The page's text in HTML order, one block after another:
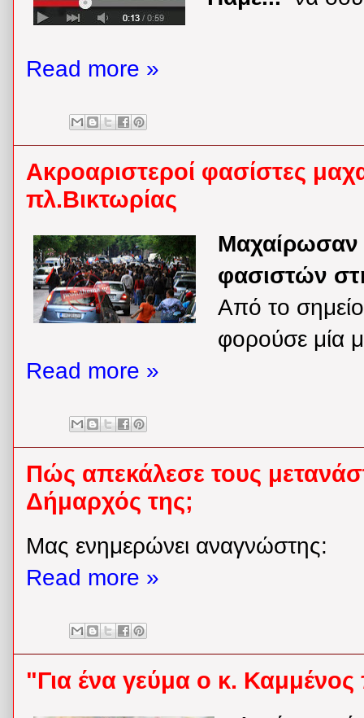
Read more »
Ακροαριστεροί φασίστες
πλ.Βικτωρίας
Μαχαίρωσαν
φασιστών
Από το
φορούσε μία
Read more »
Πώς απεκάλεσε τους
Δήμαρχός της;
Μας ενημερώνει αναγνώστης:
Read more »
"Για ένα γεύμα ο κ.